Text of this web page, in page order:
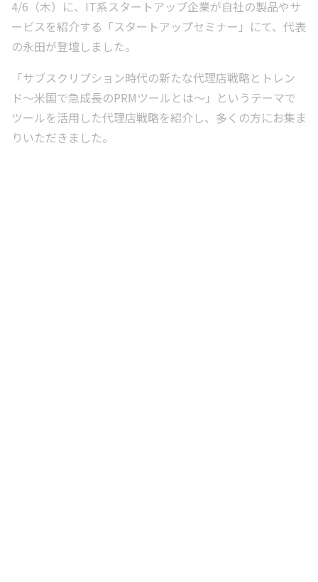
4/6（木）に、IT系スタートアップ企業が自社の製品やサ
ービスを紹介する「スタートアップセミナー」にて、代表
の永田が登壇しました。
「サブスクリプション時代の新たな代理店戦略とトレン
ド〜米国で急成長のPRMツールとは〜」というテーマで
ツールを活用した代理店戦略を紹介し、多くの方にお集ま
りいただきました。